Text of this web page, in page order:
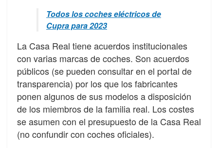
Todos los coches eléctricos de
Cupra para 2023
La Casa Real tiene acuerdos institucionales
con varias marcas de coches. Son acuerdos
públicos (se pueden consultar en el portal de
transparencia) por los que los fabricantes
ponen algunos de sus modelos a disposición
de los miembros de la familia real. Los costes
se asumen con el presupuesto de la Casa Real
(no confundir con coches oficiales).